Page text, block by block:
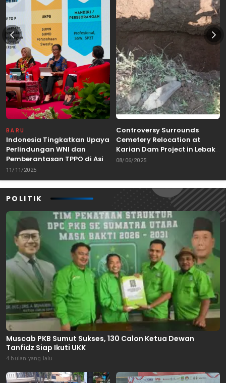
BARU
Indonesia Tingkatkan Upaya
Perlindungan WNI dan
Pemberantasan TPPO di Asia
Tenggara
11/11/2025
Controversy Surrounds
Cemetery Relocation at
Karian Dam Project in Lebak,
Banten
08/06/2025
POLITIK
Muscab PKB Sumut Sukses, 130 Calon Ketua Dewan
Tanfidz Siap Ikuti UKK
4 bulan yang lalu